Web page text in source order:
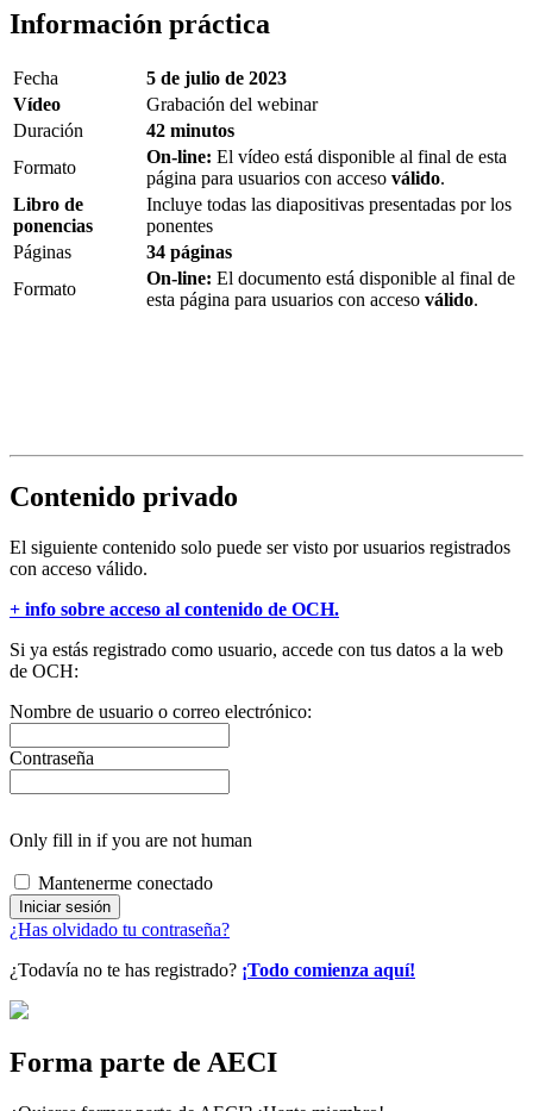
Información práctica
Fecha
5 de julio de 2023
Vídeo
Grabación del webinar
Duración
42 minutos
Formato
On-line: El vídeo está disponible al final de esta
página para usuarios con acceso válido.
Libro de
ponencias
Incluye todas las diapositivas presentadas por los
ponentes
Páginas
34 páginas
Formato
On-line: El documento está disponible al final de
esta página para usuarios con acceso válido.
Contenido privado
El siguiente contenido solo puede ser visto por usuarios registrados
con acceso válido.
+ info sobre acceso al contenido de OCH.
Si ya estás registrado como usuario, accede con tus datos a la web
de OCH:
Nombre de usuario o correo electrónico:
Contraseña
Only fill in if you are not human
Mantenerme conectado
¿Has olvidado tu contraseña?
¿Todavía no te has registrado? ¡Todo comienza aquí!
Forma parte de AECI